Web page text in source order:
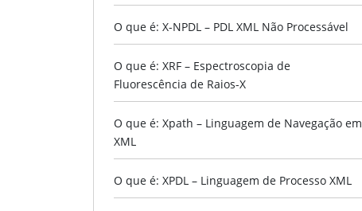
O que é: X-NPDL – PDL XML Não Processável
O que é: XRF – Espectroscopia de
Fluorescência de Raios-X
O que é: Xpath – Linguagem de Navegação em
XML
O que é: XPDL – Linguagem de Processo XML